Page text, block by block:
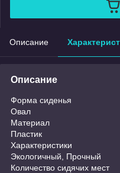
Описание
Описание
Форма сиденья
Овал
Материал
Пластик
Характеристики
Экологичный, Прочный
Количество сидячих мест